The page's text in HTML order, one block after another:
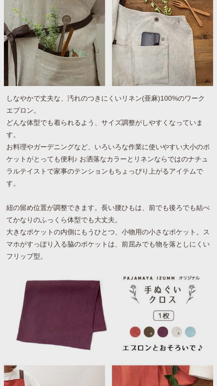
しなやかで丈夫な、汚れのつきにくいリネン(亜麻)100%のワーク
エプロン。
どんな体型でも着られるよう、サイズ調整がしやすくなっていま
す。
お料理やガーデニングなど、いろいろな作業に使いやすい大小のポ
ケットがとっても便利♪ お洒落なカラーとリネンならではのナチュ
ラルテイストで家事のテンションもちょっぴり上がるアイテムで
す。
紐の留め位置が調整できます。長い腰ひもは、前でも後ろでも結べ
てかなりのふっくら体型でも大丈夫。
大きなポケットの内側にもうひとつ、小物用の小さなポケット。ス
マホがすっぽり入る脇のポケットは、前屈みでも物を落としにくい
フリップ型。